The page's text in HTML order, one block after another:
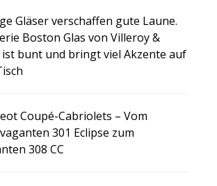
Gläser verschaffen gute Laune.
Boston Glas von Villeroy &
ist bunt und bringt viel Akzente auf
Coupé-Cabriolets – Vom
301 Eclipse zum
308 CC